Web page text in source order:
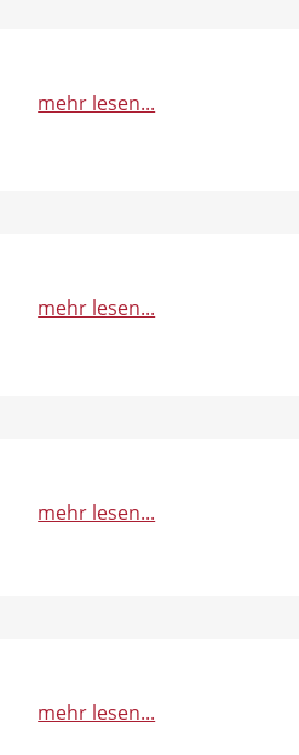
mehr lesen...
mehr lesen...
mehr lesen...
mehr lesen...